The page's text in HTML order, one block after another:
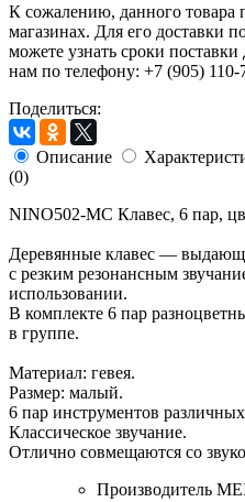
К сожалению, данного товара
магазинах. Для его доставки
можете узнать сроки
нам по телефону: +7 (905) 110-
Поделиться:
Описание
(0)
NINO502-MC Клавес, 6 пар,
Деревянные клавес —
с резким резонансным
использовании.
В комплекте 6 пар
в группе.
Материал: гевея.
Размер: малый.
6 пар инструментов
Классическое звучание.
Отлично совмещаются со
Производитель